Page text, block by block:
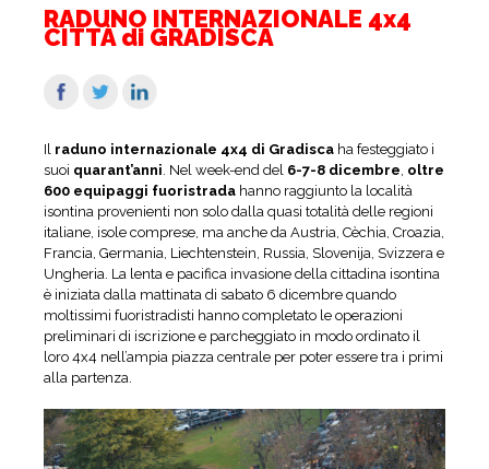
RADUNO INTERNAZIONALE 4x4
CITTÀ di GRADISCA
Il raduno internazionale 4x4 di Gradisca ha festeggiato i
suoi quarant’anni . Nel week-end del 6-7-8 dicembre oltre
600 equipaggi fuoristrada hanno raggiunto la località
isontina provenienti non solo dalla quasi totalità delle regioni
italiane, isole comprese, ma anche da Austria, Cèchia, Croazia,
Francia, Germania, Liechtenstein, Russia, Slovenija, Svizzera e
Ungheria. La lenta e pacifica invasione della cittadina isontina
è iniziata dalla mattinata di sabato 6 dicembre quando
moltissimi fuoristradisti hanno completato le operazioni
preliminari di iscrizione e parcheggiato in modo ordinato il
loro 4x4 nell’ampia piazza centrale per poter essere tra i primi
alla partenza.